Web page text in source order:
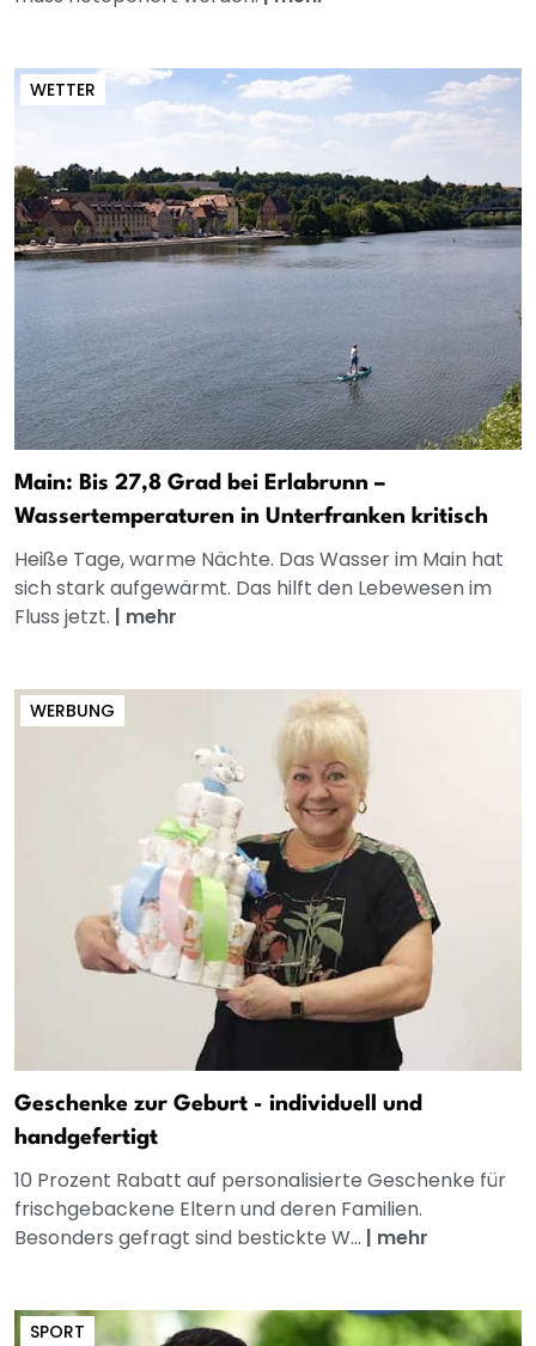
WETTER
Main: Bis 27,8 Grad bei Erlabrunn –
Wassertemperaturen in Unterfranken kritisch
Heiße Tage, warme Nächte. Das Wasser im Main hat
sich stark aufgewärmt. Das hilft den Lebewesen im
Fluss jetzt. | mehr
WERBUNG
Geschenke zur Geburt - individuell und
handgefertigt
10 Prozent Rabatt auf personalisierte Geschenke für
frischgebackene Eltern und deren Familien.
Besonders gefragt sind bestickte W... | mehr
SPORT